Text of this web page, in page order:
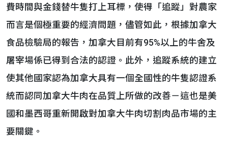
費時間與金錢替牛隻打上耳標，使得「追蹤」對農家
而言是個極重要的經濟問題，儘管如此，根據加拿大
食品檢驗局的報告，加拿大目前有95%以上的牛舍及
屠宰場係已得到合法的認證。此外，追蹤系統的建立
使其他國家認為加拿大具有一個全國性的牛隻認證系
統而認同加拿大牛肉在品質上所做的改善－這也是美
國和墨西哥重新開啟對加拿大牛肉切割肉品市場的主
要關鍵。